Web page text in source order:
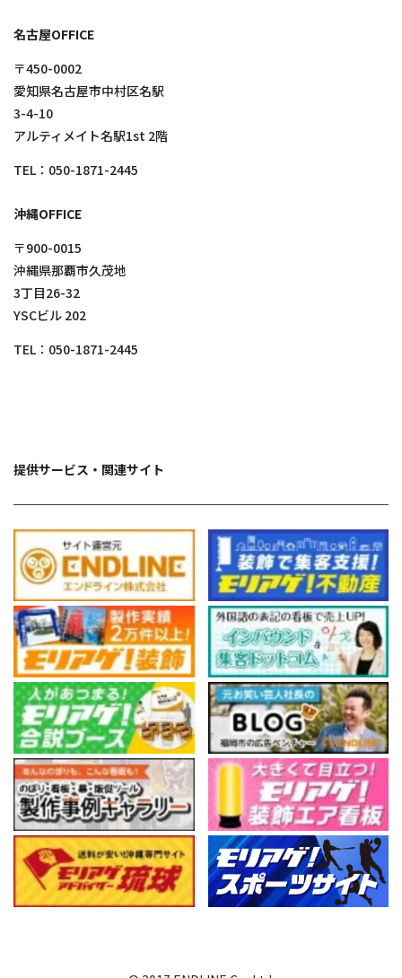
名古屋OFFICE
〒450-0002
愛知県名古屋市中村区名駅
3-4-10
アルティメイト名駅1st 2階
TEL： 050-1871-2445
沖縄OFFICE
〒900-0015
沖縄県那覇市久茂地
3丁目26-32
YSCビル 202
TEL： 050-1871-2445
提供サービス・関連サイト